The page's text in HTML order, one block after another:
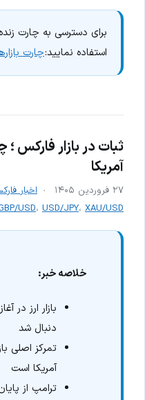
برای دسترسی به چارت
استفاده نمایید:چارت
ثبات در بازار فارکس
آمریکا
۲۷ فروردین ۱۴۰۵ اخبار
USD، USD/JPY، XAU/USD
خلاصه خبر:
بازار ارز در
دنبال شد
تمرکز اصلی
آمریکا است
ترامپ از